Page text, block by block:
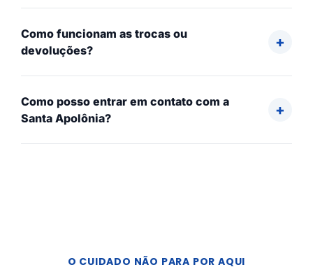
Como funcionam as trocas ou
devoluções?
Como posso entrar em contato com a
Santa Apolônia?
O CUIDADO NÃO PARA POR AQUI